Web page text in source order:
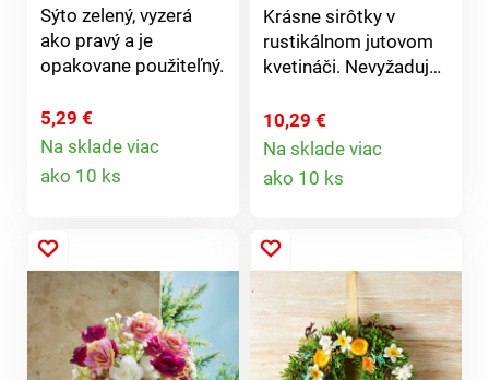
Sýto zelený, vyzerá
ako pravý a je
opakovane použiteľný.
5,29 €
Na sklade viac
ako 10 ks
Krásne sirôtky v
rustikálnom jutovom
kvetináči. Nevyžadujú
ani zalievanie a budú
Vás tešiť mnoho
rokov. Ako živá. Šetrí
10,29 €
Na sklade viac
ako 10 ks